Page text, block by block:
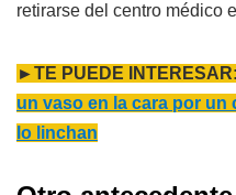
retirarse del centro médico
►TE PUEDE INTERESAR:
un vaso en la cara por un
lo linchan